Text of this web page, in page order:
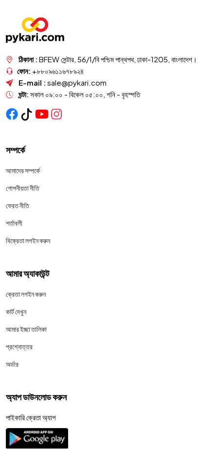
ঠিকানা : BFEW সেন্টার, 56/1/বি পশ্চিম পান্থপথ, ঢাকা-1205, বাংলাদেশ।
ফোন: +৮৮০৯৬১১৬৭৮৯২৪
E-mail : sale@pykari.com
ঘন্টা: সকাল ০৯:০০ - বিকেল ০৫:০০, শনি - বৃহস্পতি
সম্পর্কে
আমাদের সম্পর্কে
গোপনীয়তা নীতি
ফেরত নীতি
শর্তাবলী
বিক্রেতা লগইন করুন
আমার অ্যাকাউন্ট
ক্রেতা লগইন করুন
কার্ট দেখুন
আমার ইচ্ছা তালিকা
প্রশ্নোত্তর
অর্ডার
অ্যাপ ডাউনলোড করুন
পাইকারি ক্রেতা অ্যাপ